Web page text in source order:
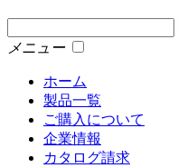
メニュー
ホーム
製品一覧
ご購入について
企業情報
カタログ請求